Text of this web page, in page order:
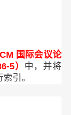
国际会议论
5） 中，并将
引。